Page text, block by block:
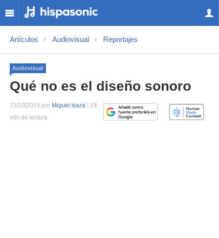
Artículos Audiovisual Reportajes
Audiovisual
Qué no es el diseño sonoro
23/10/2015 por Miguel Isaza | 19
min de lectura